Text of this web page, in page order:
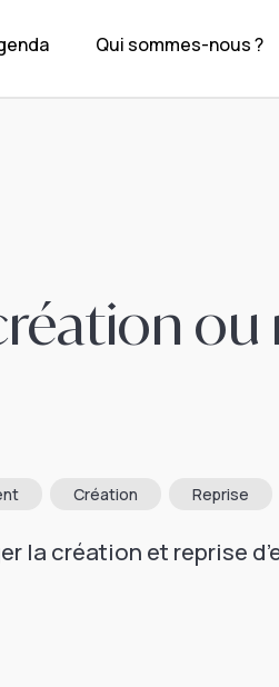
Qui sommes-nous ?
Création Reprise
la création et reprise